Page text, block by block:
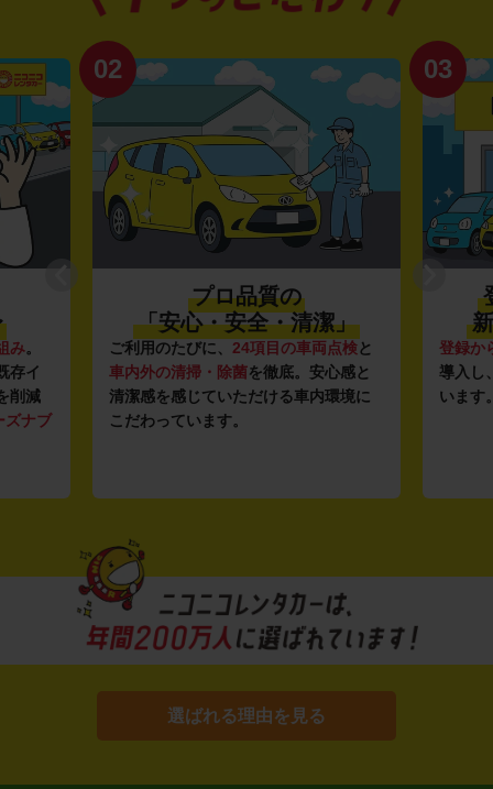
み。
存イ
削減
ズナブ
02
プロ品質の
「安心・安全・清潔」
ご利用のたびに、 24項目の車両点検と
車内外の清掃・除菌を徹底。安心感と
清潔感を感じていただける車内環境に
こだわっています。
03
登録か
導入し
います
選ばれる理由を見る